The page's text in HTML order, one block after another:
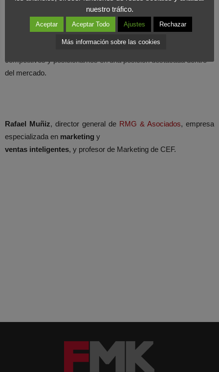
por consiguiente, un buen equipo comercial. Por tanto, demos
ese paso adelante y hagamos de las ventas la pieza clave de
nuestra actividad, situando al vendedor en el lugar que le
competitivos y posicionarnos en una posición destacada dentro
del mercado.
Rafael Muñiz, director general de RMG & Asociados, empresa
especializada en marketing y
ventas inteligentes, y profesor de Marketing de CEF.
nuestro tráfico.
Aceptar Aceptar Todo Ajustes Rechazar
Más información sobre las cookies